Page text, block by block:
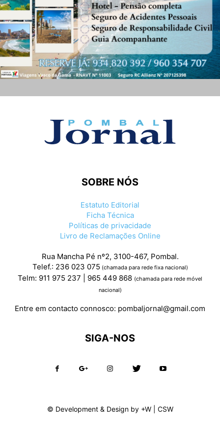
SOBRE NÓS
Estatuto Editorial
Ficha Técnica
Políticas de privacidade
Livro de Reclamações Online
Rua Mancha Pé nº2, 3100-467, Pombal.
Telef.: 236 023 075 (chamada para rede fixa nacional)
Telm: 911 975 237 | 965 449 868 (chamada para rede móvel
nacional)
Entre em contacto connosco: pombaljornal@gmail.com
SIGA-NOS
© Development & Design by +W| CSW